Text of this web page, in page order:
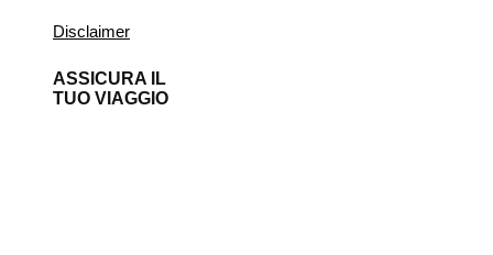
Disclaimer
ASSICURA IL
TUO VIAGGIO